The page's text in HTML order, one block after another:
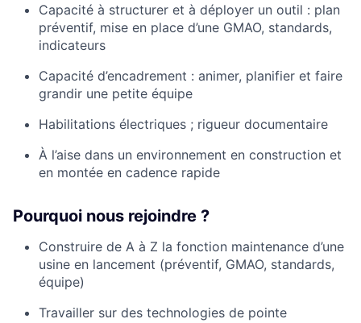
Capacité à structurer et à déployer un outil : plan
préventif, mise en place d’une GMAO, standards,
indicateurs
Capacité d’encadrement : animer, planifier et faire
grandir une petite équipe
Habilitations électriques ; rigueur documentaire
À l’aise dans un environnement en construction et
en montée en cadence rapide
Pourquoi nous rejoindre ?
Construire de A à Z la fonction maintenance d’une
usine en lancement (préventif, GMAO, standards,
équipe)
Travailler sur des technologies de pointe